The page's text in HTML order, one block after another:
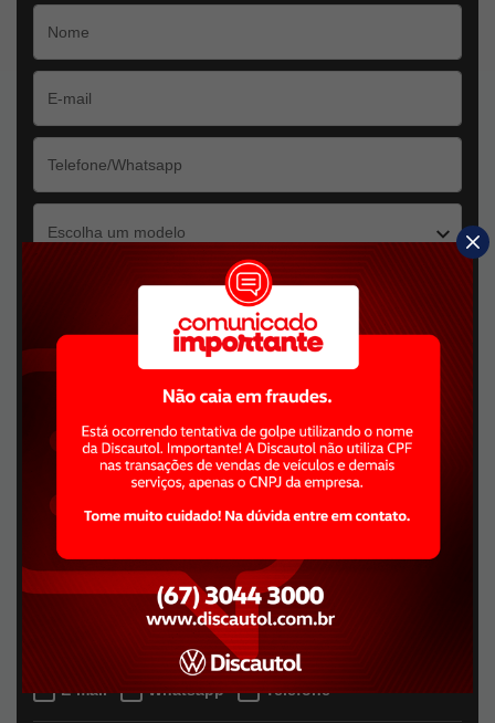
Escolha um modelo
Selecione uma unidade
Quero receber contato por:
E-mail
Whatsapp Telefone